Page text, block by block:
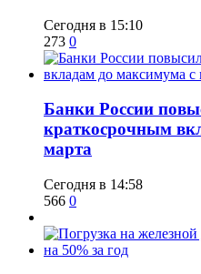
Сегодня в 15:10
273 0
​Банки России
краткосрочным
марта
Сегодня в 14:58
566 0